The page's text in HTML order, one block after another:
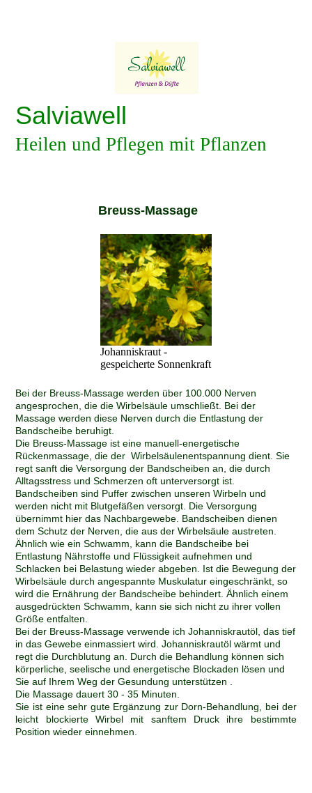
Salviawell
Heilen und Pflegen mit Pflanzen
Breuss-Massage
Johanniskraut -
gespeicherte Sonnenkraft
Bei der Breuss-Massage werden über 100.000 Nerven
angesprochen, die die Wirbelsäule umschließt. Bei der
Massage werden diese Nerven durch die Entlastung der
Bandscheibe beruhigt.
Die Breuss-Massage ist eine manuell-energetische
Rückenmassage, die der Wirbelsäulenentspannung dient. Sie
regt sanft die Versorgung der Bandscheiben an, die durch
Alltagsstress und Schmerzen oft unterversorgt ist.
Bandscheiben sind Puffer zwischen unseren Wirbeln und
werden nicht mit Blutgefäßen versorgt. Die Versorgung
übernimmt hier das Nachbargewebe. Bandscheiben dienen
dem Schutz der Nerven, die aus der Wirbelsäule austreten.
Ähnlich wie ein Schwamm, kann die Bandscheibe bei
Entlastung Nährstoffe und Flüssigkeit aufnehmen und
Schlacken bei Belastung wieder abgeben. Ist die Bewegung der
Wirbelsäule durch angespannte Muskulatur eingeschränkt, so
wird die Ernährung der Bandscheibe behindert. Ähnlich einem
ausgedrückten Schwamm, kann sie sich nicht zu ihrer vollen
Größe entfalten.
Bei der Breuss-Massage verwende ich Johanniskrautöl, das tief
in das Gewebe einmassiert wird. Johanniskrautöl wärmt und
regt die Durchblutung an. Durch die Behandlung können sich
körperliche, seelische und energetische Blockaden lösen und
Sie auf Ihrem Weg der Gesundung unterstützen .
Die Massage dauert 30 - 35 Minuten.
Sie ist eine sehr gute Ergänzung zur Dorn-Behandlung, bei der
leicht blockierte Wirbel mit sanftem Druck ihre bestimmte
Position wieder einnehmen.